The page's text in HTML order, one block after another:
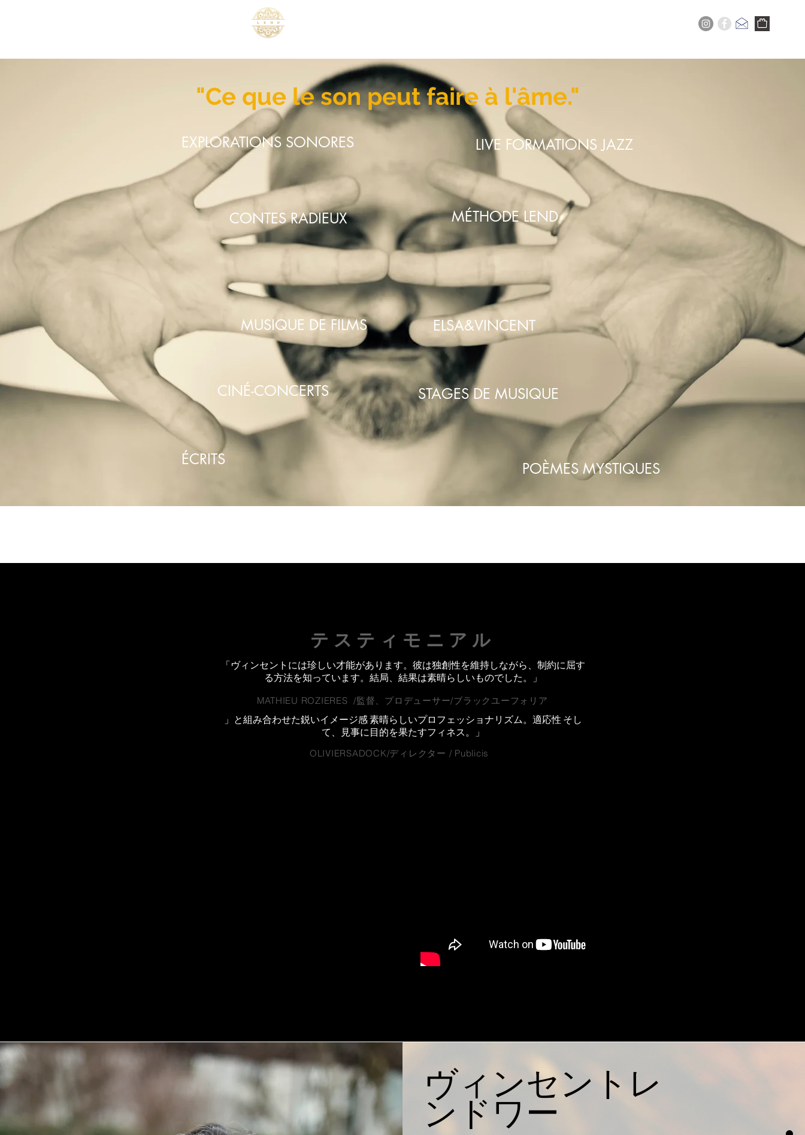
EXPLORATIONS SONORES
CONTES RADIEUX
LIVE FORMATIONS JAZZ
MÉTHODE LEND
CINÉ-CONCERTS
ELSA&VINCENT
ÉCRITS
POÈMES MYSTIQUES
MUSIQUE DE FILMS
STAGES DE MUSIQUE
"Ce que le son peut faire à l'âme."
テスティモニアル
「ヴィンセントには珍しい才能があります。彼は独創性を維持しながら、制約に屈す
る方法を知っています。結局、結果は素晴らしいものでした。」
MATHIEU ROZIERES /監督、プロデューサー/ブラックユーフォリア
」と組み合わせた鋭いイメージ感 素晴らしいプロフェッショナリズム。適応性 そし
て、見事に目的を果たすフィネス。」
OLIVIERSADOCK/ディレクター / Publicis
ヴィンセントレ
ンドワー